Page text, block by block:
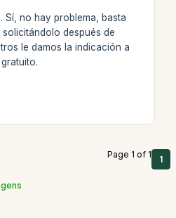
Sí, no hay problema, basta
después de
le damos la indicación a
Page 1 of 1 1